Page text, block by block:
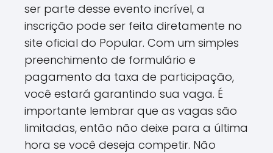
ser parte desse evento incrível, a
inscrição pode ser feita diretamente no
site oficial do Popular. Com um simples
preenchimento de formulário e
pagamento da taxa de participação,
você estará garantindo sua vaga. É
importante lembrar que as vagas são
limitadas, então não deixe para a última
hora se você deseja competir. Não